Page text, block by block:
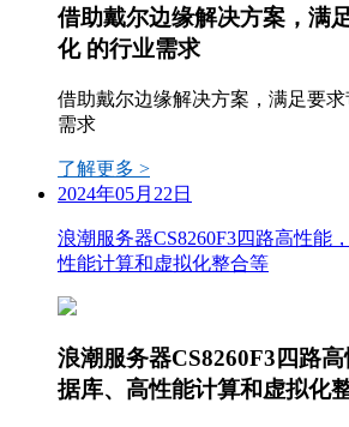
借助戴尔边缘解决方案，满
化 的行业需求
借助戴尔边缘解决方案，满足要
需求
了解更多 >
2024年05月22日
浪潮服务器CS8260F3四路高性能
性能计算和虚拟化整合等
浪潮服务器CS8260F3四路
据库、高性能计算和虚拟化